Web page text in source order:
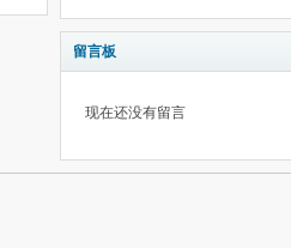
留言板
现在还没有留言